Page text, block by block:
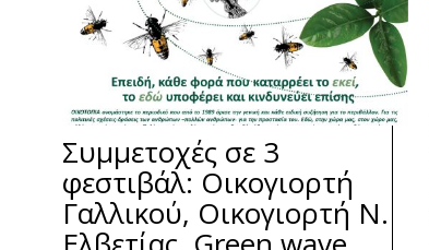
Συμμετοχές σε 3
φεστιβάλ: Οικογιορτή
Γαλλικού, Οικογιορτή Ν.